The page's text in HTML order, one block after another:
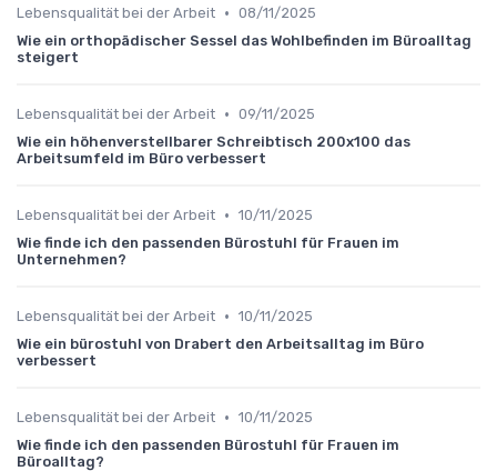
Lebensqualität bei der Arbeit • 08/11/2025
Wie ein orthopädischer Sessel das Wohlbefinden im Büroalltag
steigert
Lebensqualität bei der Arbeit • 09/11/2025
Wie ein höhenverstellbarer Schreibtisch 200x100 das
Arbeitsumfeld im Büro verbessert
Lebensqualität bei der Arbeit • 10/11/2025
Wie finde ich den passenden Bürostuhl für Frauen im
Unternehmen?
Lebensqualität bei der Arbeit • 10/11/2025
Wie ein bürostuhl von Drabert den Arbeitsalltag im Büro
verbessert
Lebensqualität bei der Arbeit • 10/11/2025
Wie finde ich den passenden Bürostuhl für Frauen im
Büroalltag?